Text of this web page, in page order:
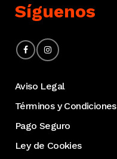
Síguenos
Aviso Legal
Términos y Condiciones
Pago Seguro
Ley de Cookies